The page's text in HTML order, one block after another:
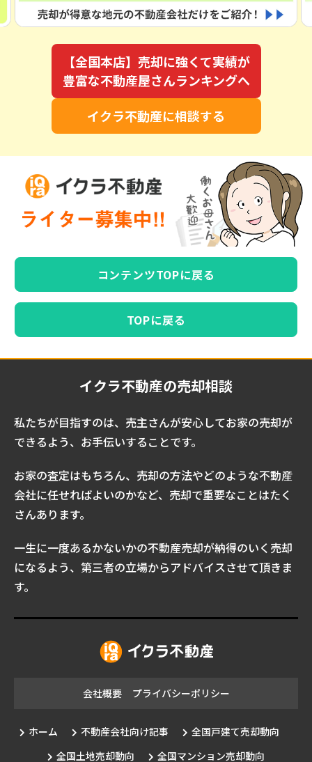
【全国本店】売却に強くて実績が
豊富な不動産屋さんランキングへ
イクラ不動産に相談する
コンテンツTOPに戻る
TOPに戻る
イクラ不動産の売却相談
私たちが目指すのは、売主さんが安心してお家の売却が
できるよう、お手伝いすることです。
お家の査定はもちろん、売却の方法やどのような不動産
会社に任せればよいのかなど、売却で重要なことはたく
さんあります。
一生に一度あるかないかの不動産売却が納得のいく売却
になるよう、第三者の立場からアドバイスさせて頂きま
す。
会社概要 プライバシーポリシー
ホーム 不動産会社向け記事
全国戸建て売却動向
全国土地売却動向
全国マンション売却動向